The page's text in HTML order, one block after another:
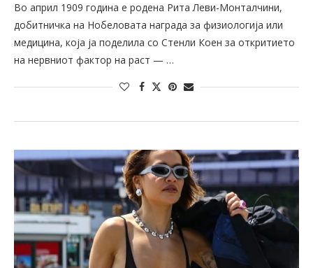
Во април 1909 година е родена Рита Леви-Монталчини,
добитничка на Нобеловата награда за физиологија или
медицина, која ја поделила со Стенли Коен за откритието
на нервниот фактор на раст — …